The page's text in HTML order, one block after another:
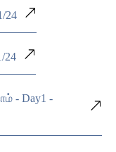
24
24
- Day1 -